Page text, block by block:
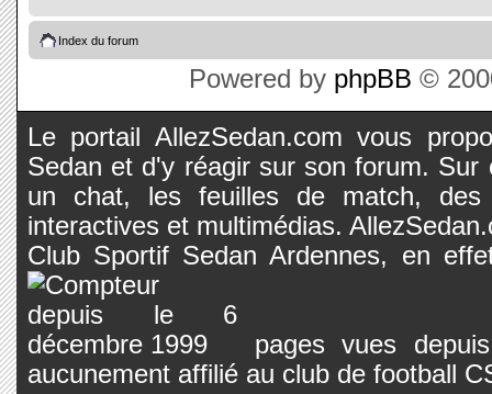
Index du forum
Powered by phpBB ©
Le portail AllezSedan.com vous
Sedan et d'y réagir sur son forum.
un chat, les feuilles de match, des
interactives et multimédias.
Club Sportif Sedan Ardennes, en
pages vues
aucunement affilié au club de football